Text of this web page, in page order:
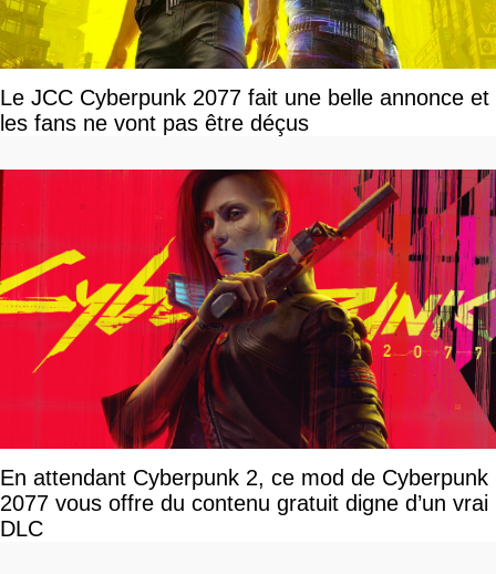
Le JCC Cyberpunk 2077 fait une belle annonce et
les fans ne vont pas être déçus
En attendant Cyberpunk 2, ce mod de Cyberpunk
2077 vous offre du contenu gratuit digne d’un vrai
DLC